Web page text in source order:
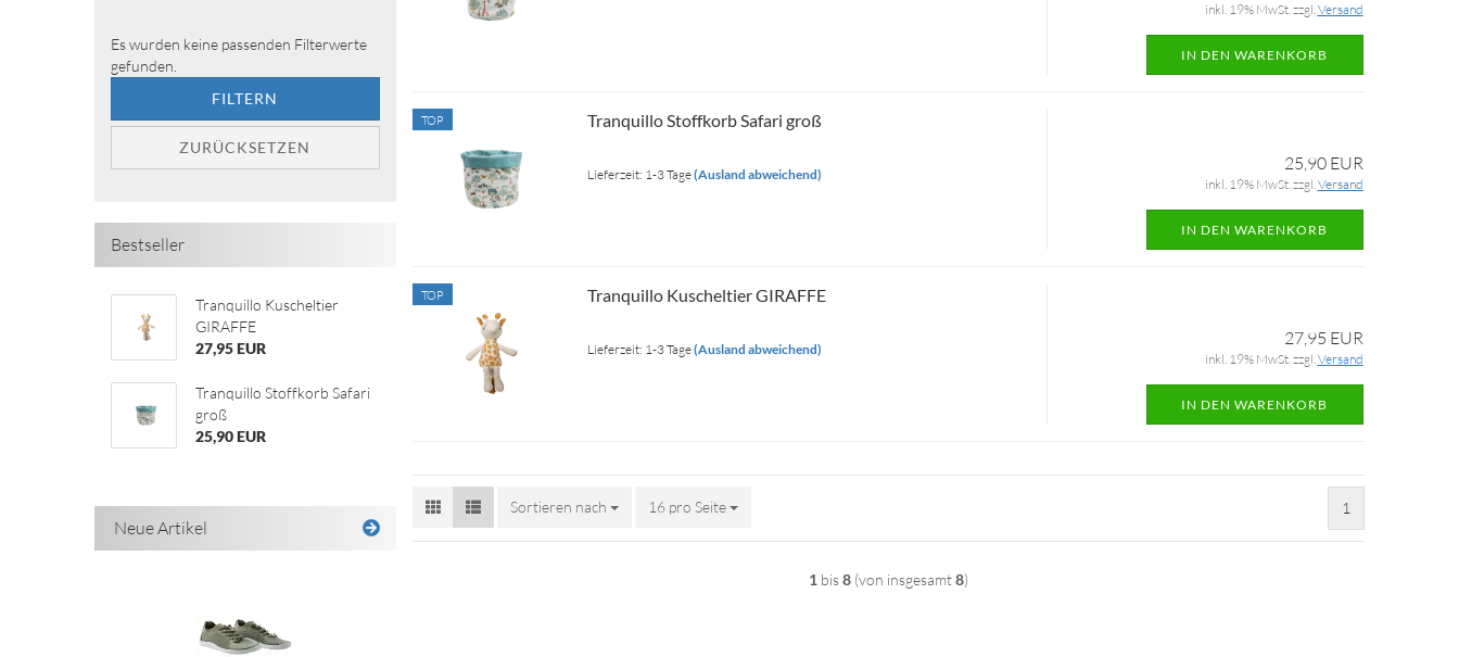
inkl. 19% MwSt. zzgl.Versand
IN DEN WARENKORB
TOP Tranquillo Stoffkorb Safari groß
Lieferzeit: 1-3 Tage(Ausland abweichend)
25,90 EUR
inkl. 19% MwSt. zzgl.Versand
IN DEN WARENKORB
TOP Tranquillo Kuscheltier GIRAFFE
Lieferzeit: 1-3 Tage(Ausland abweichend)
27,95 EUR
inkl. 19% MwSt. zzgl.Versand
IN DEN WARENKORB
Sortieren nach
Sortieren nach 16 pro Seite
pro Seite 1
1 bis8(von insgesamt8)
Es wurden keine passenden Filterwerte
gefunden.
FILTERN
ZURÜCKSETZEN
Bestseller
Tranquillo Kuscheltier
GIRAFFE
27,95 EUR
Tranquillo Stoffkorb Safari
groß
25,90 EUR
Neue Artikel